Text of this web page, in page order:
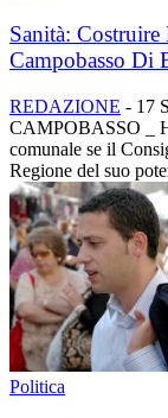
Sanità:
Campobasso Di
REDAZIONE - 17
CAMPOBASSO _
comunale se il
Regione del suo
Politica